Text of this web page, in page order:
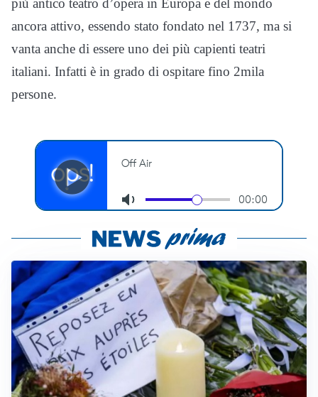
più antico teatro d’opera in Europa e del mondo
ancora attivo, essendo stato fondato nel 1737, ma si
vanta anche di essere uno dei più capienti teatri
italiani. Infatti è in grado di ospitare fino 2mila
persone.